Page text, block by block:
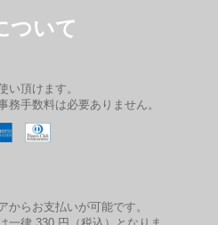
ついて
い頂けます。
務手数料は必要ありません。
からお支払いが可能です。